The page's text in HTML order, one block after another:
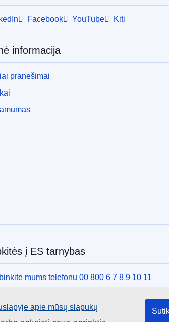
apie mūsų slapukų
Facebook YouTube Kiti
informacija
pranešimai
į ES tarnybas
mums telefonu 00 800 6 7 8 9 10 11
mums naudodamiesi kontaktine forma